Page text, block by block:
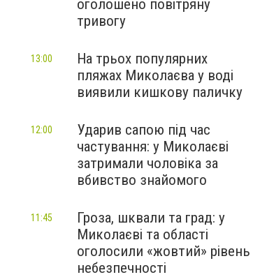
оголошено повітряну
тривогу
На трьох популярних
пляжах Миколаєва у воді
виявили кишкову паличку
13:00
Ударив сапою під час
частування: у Миколаєві
затримали чоловіка за
вбивство знайомого
12:00
Гроза, шквали та град: у
Миколаєві та області
оголосили «жовтий» рівень
небезпечності
11:45